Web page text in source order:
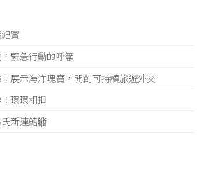
實
緊急⾏動的呼籲
展示海洋瑰寶，開創可持續旅遊外交
環環相扣
新連鰭䲗